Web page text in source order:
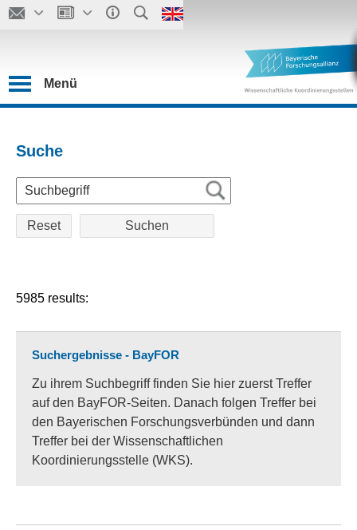
Menü
Suche
Reset
5985 results:
Suchergebnisse - BayFOR
Zu ihrem Suchbegriff finden Sie hier zuerst Treffer
auf den BayFOR-Seiten. Danach folgen Treffer bei
den Bayerischen Forschungsverbünden und dann
Treffer bei der Wissenschaftlichen
Koordinierungsstelle (WKS).